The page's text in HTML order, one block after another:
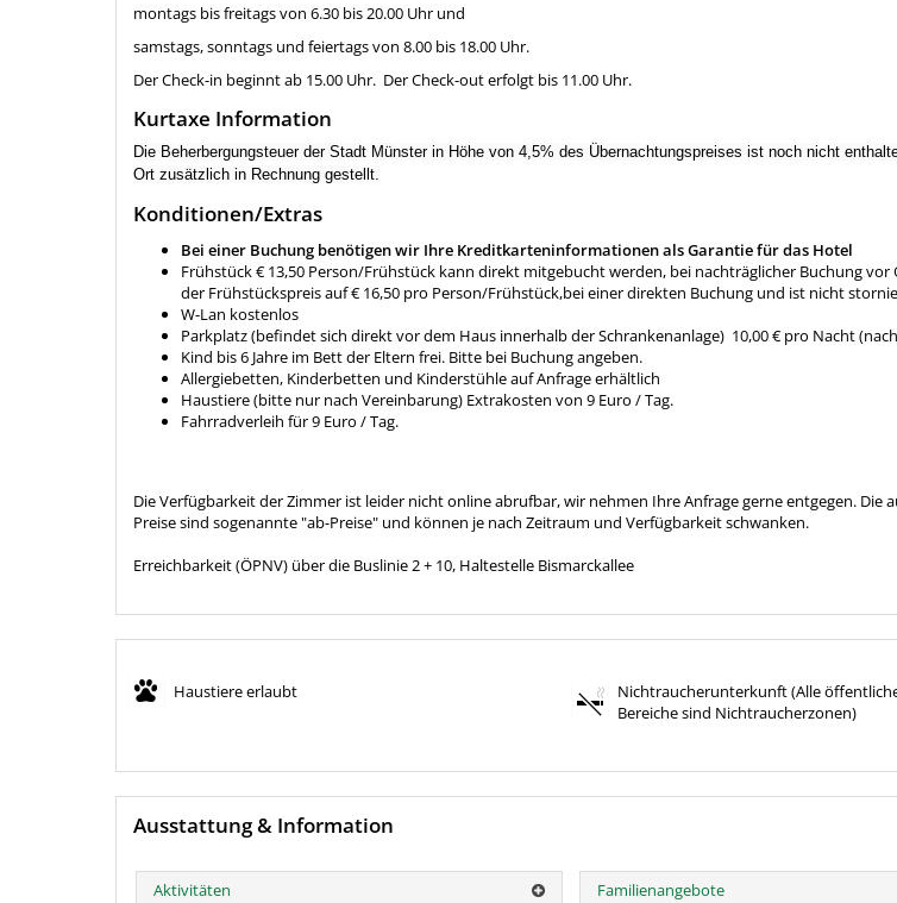
montags bis freitags von 6.30 bis 20.00 Uhr und
samstags, sonntags und feiertags von 8.00 bis 18.00 Uhr.
Der Check-in beginnt ab 15.00 Uhr. Der Check-out erfolgt bis 11.00 Uhr.
Kurtaxe Information
Die Beherbergungsteuer der Stadt Münster in Höhe von 4,5% des Übernachtungspreises ist noch nicht
Ort zusätzlich in Rechnung gestellt.
Konditionen/Extras
Bei einer Buchung benötigen wir Ihre Kreditkarteninformationen als Garantie für das Hotel
Frühstück € 13,50 Person/Frühstück kann direkt mitgebucht werden, bei nachträglicher Buchung vor
der Frühstückspreis auf € 16,50 pro Person/Frühstück,bei einer direkten Buchung und ist nicht
W-Lan kostenlos
Parkplatz (befindet sich direkt vor dem Haus innerhalb der Schrankenanlage) 10,00 € pro Nacht
Kind bis 6 Jahre im Bett der Eltern frei. Bitte bei Buchung angeben.
Allergiebetten, Kinderbetten und Kinderstühle auf Anfrage erhältlich
Haustiere (bitte nur nach Vereinbarung) Extrakosten von 9 Euro / Tag.
Fahrradverleih für 9 Euro / Tag.
Die Verfügbarkeit der Zimmer ist leider nicht online abrufbar, wir nehmen Ihre Anfrage gerne entgegen. Die
Preise sind sogenannte "ab-Preise" und können je nach Zeitraum und Verfügbarkeit schwanken.
Erreichbarkeit (ÖPNV) über die Buslinie 2 + 10, Haltestelle Bismarckallee
Haustiere erlaubt
Nichtraucherunterkunft (Alle
Bereiche sind Nichtraucherzonen)
Ausstattung & Information
Aktivitäten Familienangebote